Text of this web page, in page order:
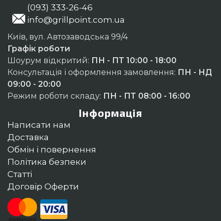
(093) 333-26-46
info@grillpoint.com.ua
Київ, вул. Автозаводська 99/4
Графік роботи
Шоурум відкритий: ПН - ПТ 10:00 - 18:00
Консультація і оформлення замовлення: ПН - НД
09:00 - 20:00
Режим роботи складу: ПН - ПТ 08:00 - 16:00
Інформація
Написати нам
Доставка
Обмін і повернення
Політика безпеки
Статті
Договір Оферти